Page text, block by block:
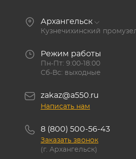
Архангельск
Кузнечихинский
Режим работы
Пн-Пт: 9:00-18:00
Сб-Вс: выходные
zakaz@a550.ru
Написать нам
8 (800) 500-56-43
Заказать звонок
(г. Архангельск)